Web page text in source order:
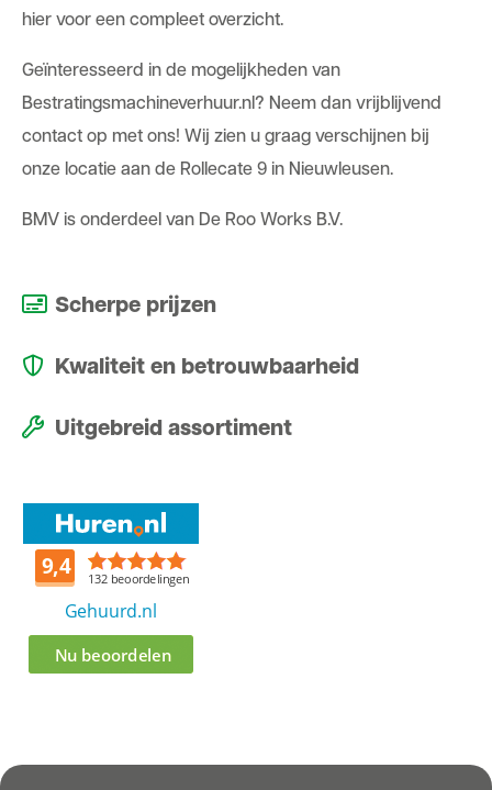
hier voor een compleet overzicht.
Geïnteresseerd in de mogelijkheden van
Bestratingsmachineverhuur.nl? Neem dan vrijblijvend
contact op met ons! Wij zien u graag verschijnen bij
onze locatie aan de Rollecate 9 in Nieuwleusen.
BMV is onderdeel van De Roo Works B.V.
Scherpe prijzen
Kwaliteit en betrouwbaarheid
Uitgebreid assortiment